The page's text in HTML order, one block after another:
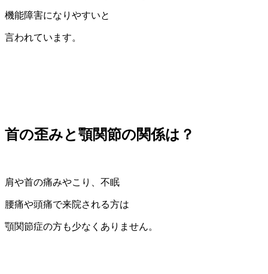
機能障害になりやすいと
言われています。
首の歪みと顎関節の関係は？
肩や首の痛みやこり、不眠
腰痛や頭痛で来院される方は
顎関節症の方も少なくありません。